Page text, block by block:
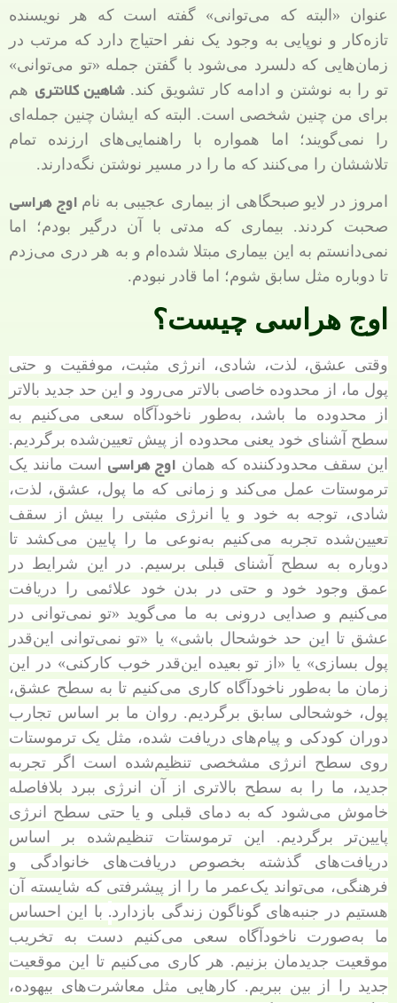
عنوان «البته که می‌توانی» گفته است که هر نویسنده
تازه‌کار و نوپایی به وجود یک نفر احتیاج دارد که مرتب در
زمان‌هایی که دلسرد می‌شود با گفتن جمله «تو می‌توانی»
تو را به نوشتن و ادامه کار تشویق کند.شاهین کلانتری هم
برای من چنین شخصی است. البته که ایشان چنین جمله‌ای
را نمی‌گویند؛ اما همواره با راهنمایی‌های ارزنده تمام
تلاششان را می‌کنند که ما را در مسیر نوشتن نگه‌دارند.
امروز در لایو صبحگاهی از بیماری عجیبی به ناماوج هراسی
صحبت کردند. بیماری که مدتی با آن درگیر بودم؛ اما
نمی‌دانستم به این بیماری مبتلا شده‌ام و به هر دری می‌زدم
تا دوباره مثل سابق شوم؛ اما قادر نبودم.
اوج هراسی چیست؟
وقتی عشق، لذت، شادی، انرژی مثبت، موفقیت و حتی
پول ما، از محدوده خاصی بالاتر می‌رود و این حد جدید بالاتر
از محدوده ما باشد، به‌طور ناخودآگاه سعی می‌کنیم به
سطح آشنای خود یعنی محدوده از پیش تعیین‌شده برگردیم.
این سقف محدودکننده که همان اوج هراسی است مانند یک
ترموستات عمل می‌کند و زمانی که ما پول، عشق، لذت،
شادی، توجه به خود و یا انرژی مثبتی را بیش از سقف
تعیین‌شده تجربه می‌کنیم به‌نوعی ما را پایین می‌کشد تا
دوباره به سطح آشنای قبلی برسیم. در این شرایط در
عمق وجود خود و حتی در بدن خود علائمی را دریافت
می‌کنیم و صدایی درونی به ما می‌گوید «تو نمی‌توانی در
عشق تا این حد خوشحال باشی» یا «تو نمی‌توانی این‌قدر
پول بسازی» یا «از تو بعیده این‌قدر خوب کارکنی» در این
زمان ما به‌طور ناخودآگاه کاری می‌کنیم تا به سطح عشق،
پول، خوشحالی سابق برگردیم. روان ما بر اساس تجارب
دوران کودکی و پیام‌های دریافت شده، مثل یک ترموستات
روی سطح انرژی مشخصی تنظیم‌شده است اگر تجربه
جدید، ما را به سطح بالاتری از آن انرژی ببرد بلافاصله
خاموش می‌شود که به دمای قبلی و یا حتی سطح انرژی
پایین‌تر برگردیم. این ترموستات تنظیم‌شده بر اساس
دریافت‌های گذشته بخصوص دریافت‌های خانوادگی و
فرهنگی، می‌تواند یک‌عمر ما را از پیشرفتی که شایسته آن
هستیم در جنبه‌های گوناگون زندگی بازدارد. با این احساس
ما به‌صورت ناخودآگاه سعی می‌کنیم دست به تخریب
موقعیت جدیدمان بزنیم. هر کاری می‌کنیم تا این موقعیت
جدید را از بین ببریم. کارهایی مثل معاشرت‌های بیهوده،